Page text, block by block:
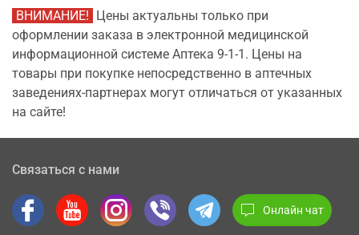
ВНИМАНИЕ! Цены актуальны только при
оформлении заказа в электронной медицинской
информационной системе Аптека 9-1-1. Цены на
товары при покупке непосредственно в аптечных
заведениях-партнерах могут отличаться от указанных
на сайте!
Связаться с нами
Онлайн чат